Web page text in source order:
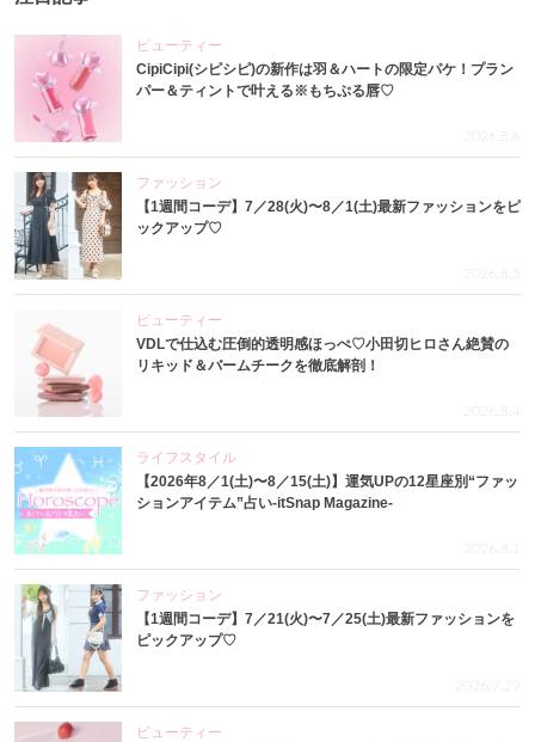
ビューティー
CipiCipi(シピシピ)の新作は羽＆ハートの限定パケ！プラン
パー＆ティントで叶える※もちぷる唇♡
2026.8.6
ファッション
【1週間コーデ】7／28(火)〜8／1(土)最新ファッションをピ
ックアップ♡
2026.8.5
ビューティー
VDLで仕込む圧倒的透明感ほっぺ♡小田切ヒロさん絶賛の
リキッド＆バームチークを徹底解剖！
2026.8.4
ライフスタイル
【2026年8／1(土)〜8／15(土)】運気UPの12星座別“ファッ
ションアイテム”占い-itSnap Magazine-
2026.8.1
ファッション
【1週間コーデ】7／21(火)〜7／25(土)最新ファッションを
ピックアップ♡
2026.7.29
ビューティー